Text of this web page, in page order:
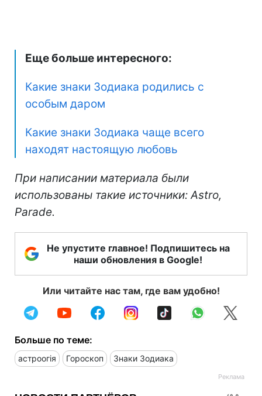
Еще больше интересного:
Какие знаки Зодиака родились с
особым даром
Какие знаки Зодиака чаще всего
находят настоящую любовь
При написании материала были
использованы такие источники: Astro,
Parade.
Не упустите главное! Подпишитесь на
наши обновления в Google!
Или читайте нас там, где вам удобно!
Больше по теме:
астроогія Гороскоп Знаки Зодиака